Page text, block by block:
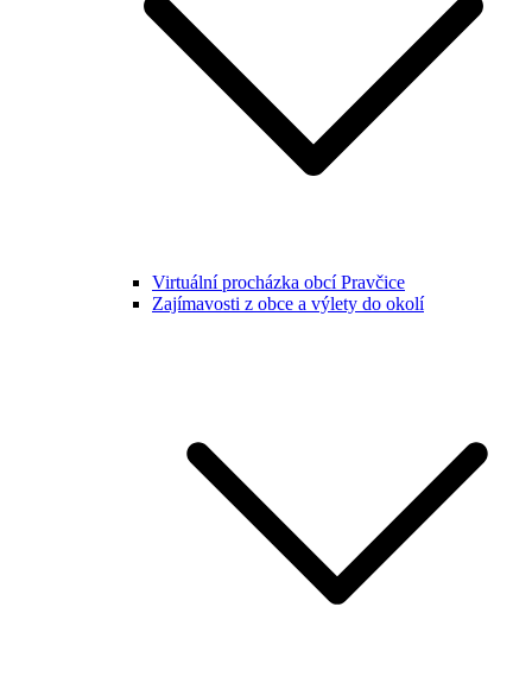
Virtuální procházka obcí Pravčice
Zajímavosti z obce a výlety do okolí